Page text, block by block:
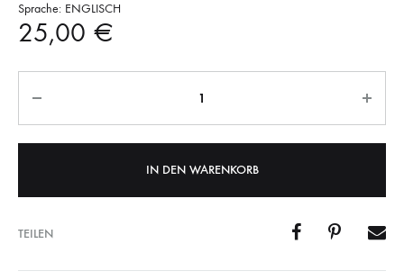
Sprache: ENGLISCH
25,00 €
IN DEN WARENKORB
TEILEN